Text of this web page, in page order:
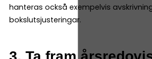
hanteras också exempelvis
bokslutsjusteringar.